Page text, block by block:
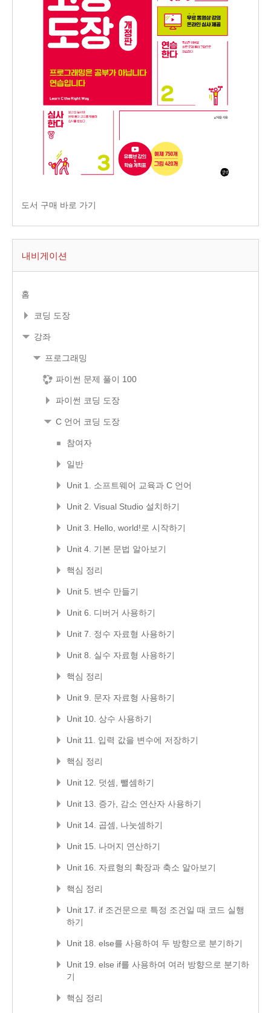
도서 구매 바로 가기
내비게이션
홈
코딩 도장
강좌
프로그래밍
파이썬 문제 풀이 100
파이썬 코딩 도장
C 언어 코딩 도장
참여자
일반
Unit 1. 소프트웨어 교육과 C 언어
Unit 2. Visual Studio 설치하기
Unit 3. Hello, world!로 시작하기
Unit 4. 기본 문법 알아보기
핵심 정리
Unit 5. 변수 만들기
Unit 6. 디버거 사용하기
Unit 7. 정수 자료형 사용하기
Unit 8. 실수 자료형 사용하기
핵심 정리
Unit 9. 문자 자료형 사용하기
Unit 10. 상수 사용하기
Unit 11. 입력 값을 변수에 저장하기
핵심 정리
Unit 12. 덧셈, 뺄셈하기
Unit 13. 증가, 감소 연산자 사용하기
Unit 14. 곱셈, 나눗셈하기
Unit 15. 나머지 연산하기
Unit 16. 자료형의 확장과 축소 알아보기
핵심 정리
Unit 17. if 조건문으로 특정 조건일 때 코드 실행
하기
Unit 18. else를 사용하여 두 방향으로 분기하기
Unit 19. else if를 사용하여 여러 방향으로 분기하
기
핵심 정리